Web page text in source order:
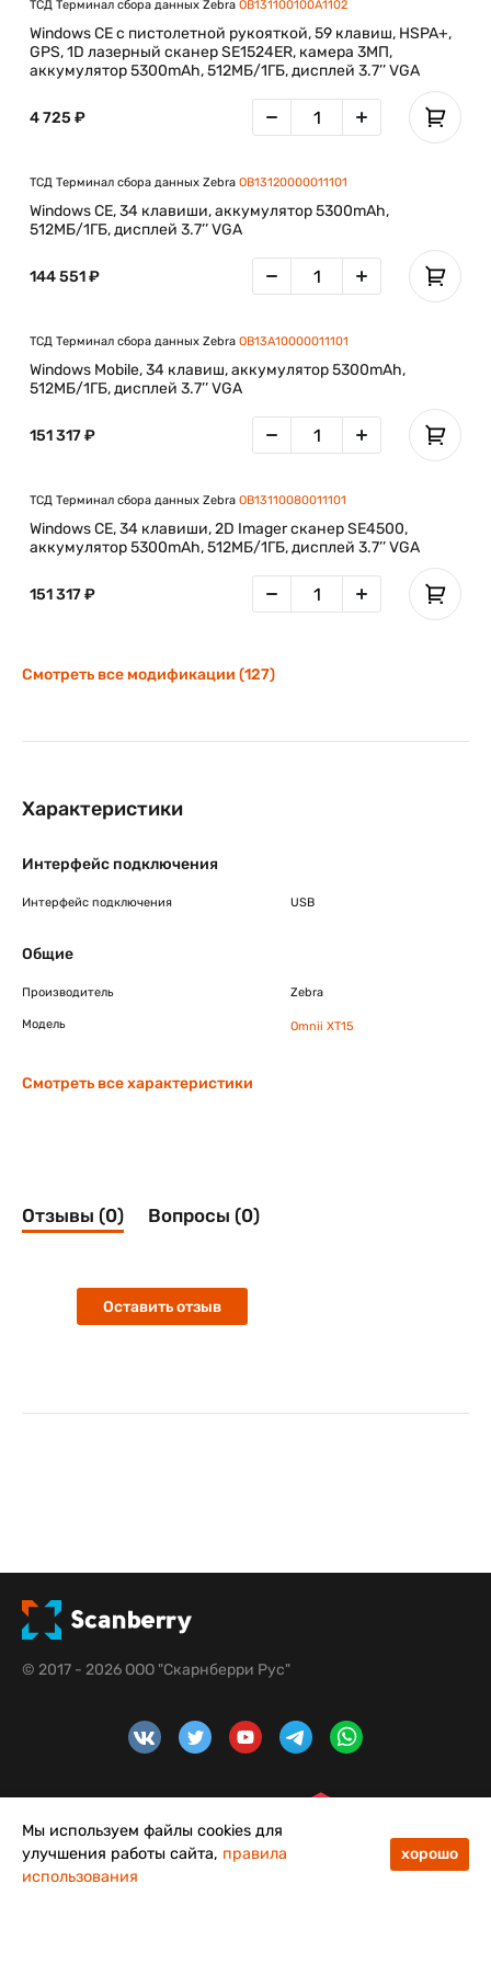
арктических условиях.
Технология для надежных решений
Omnii XT15 поставляется с операционными системами
Windows® CE 6.0 или Windows® Embedded Handheld 6.5,
обеспечивающими плавную интеграцию для
повышения производительности в реальном времени.
Прочная конструкция для исключительной надежности и
низкой стоимости владения
Благодаря классу герметичности IP65 и IP67 устройства
защищены от воздействия воды. Их можно использовать во
Оптимизированная эргономичность
Эргономические показатели очень важны для
эффективной и продуктивной работы разъездных
сотрудников. Omnii XT15 отличается сбалансированной
ТСД Терминал сбора данных Zebra OB131100100A1102
Windows CE с пистолетной рукояткой, 59 клавиш, HSPA+,
GPS, 1D лазерный сканер SE1524ER, камера 3МП,
аккумулятор 5300mAh, 512МБ/1ГБ, дисплей 3.7’’ VGA
4 725 ₽
ТСД Терминал сбора данных Zebra OB13120000011101
Windows CE, 34 клавиши, аккумулятор 5300mAh,
512МБ/1ГБ, дисплей 3.7’’ VGA
144 551 ₽
ТСД Терминал сбора данных Zebra OB13A10000011101
Windows Mobile, 34 клавиш, аккумулятор 5300mAh,
512МБ/1ГБ, дисплей 3.7’’ VGA
151 317 ₽
ТСД Терминал сбора данных Zebra OB13110080011101
Windows CE, 34 клавиши, 2D Imager сканер SE4500,
аккумулятор 5300mAh, 512МБ/1ГБ, дисплей 3.7’’ VGA
151 317 ₽
Смотреть все модификации (127)
Характеристики
Интерфейс подключения
Интерфейс подключения USB
Общие
Производитель Zebra
Модель Omnii XT15
Смотреть все характеристики
Отзывы (0) Вопросы (0)
Оставить отзыв
© 2017 - 2026 ООО "Скарнберри Рус"
48
Мы используем файлы cookies для
улучшения работы сайта, правила
использования
хорошо